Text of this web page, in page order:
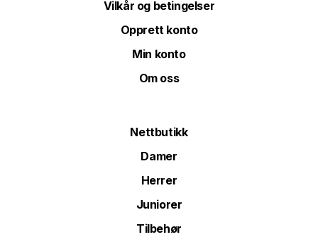
Vilkår og betingelser
Opprett konto
Min konto
Om oss
Nettbutikk
Damer
Herrer
Juniorer
Tilbehør